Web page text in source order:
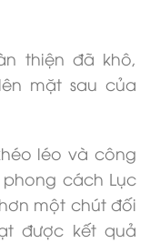
thiện đã khô,
mặt sau của
léo và công
cách Lục
một chút đối
được kết quả